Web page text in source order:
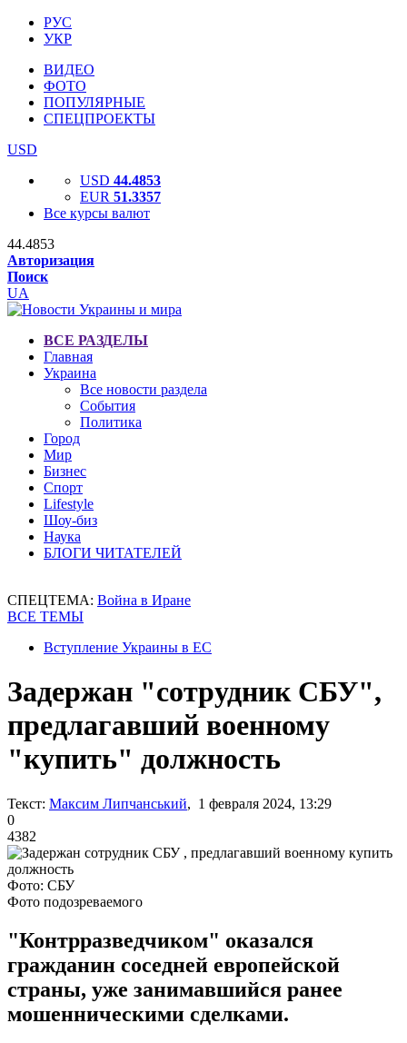
РУС
УКР
ВИДЕО
ФОТО
ПОПУЛЯРНЫЕ
СПЕЦПРОЕКТЫ
USD
USD 44.4853
EUR 51.3357
Все курсы валют
44.4853
Авторизация
Поиск
UA
ВСЕ РАЗДЕЛЫ
Главная
Украина
Все новости раздела
События
Политика
Город
Мир
Бизнес
Спорт
Lifestyle
Шоу-биз
Наука
БЛОГИ ЧИТАТЕЛЕЙ
СПЕЦТЕМА: Война в Иране
ВСЕ ТЕМЫ
Вступление Украины в ЕС
Задержан "сотрудник СБУ",
предлагавший военному
"купить" должность
Текст: Максим Липчанський, 1 февраля 2024, 13:29
0
4382
Фото: СБУ
Фото подозреваемого
"Контрразведчиком" оказался
гражданин соседней европейской
страны, уже занимавшийся ранее
мошенническими сделками.